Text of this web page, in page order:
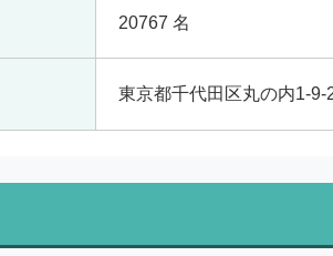
20767 名
東京都千代田区丸の内1-